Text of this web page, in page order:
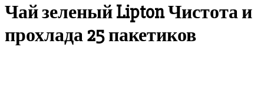
Чай зеленый Lipton Чистота и
прохлада 25 пакетиков